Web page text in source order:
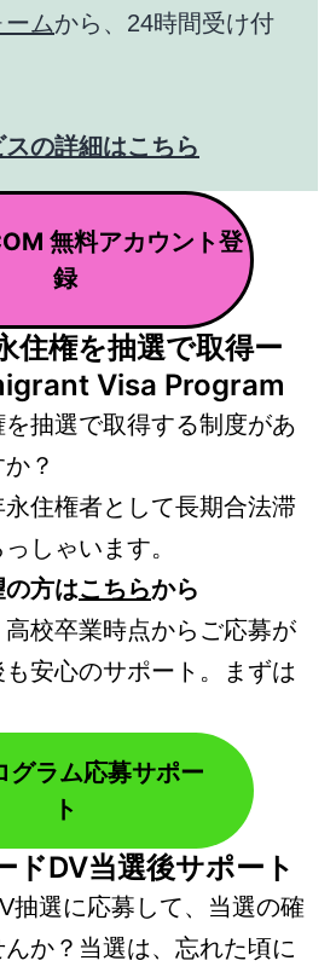
ムから、24時間受け付
の詳細はこちら
無料アカウント登
録
住権を抽選で取得ー
Visa Program
抽選で取得する制度があ
？
住権者として長期合法滞
しゃいます。
方はこちらから
校卒業時点からご応募が
安心のサポート。まずは
グラム応募サポー
ト
DV当選後サポート
抽選に応募して、当選の確
か？当選は、忘れた頃に